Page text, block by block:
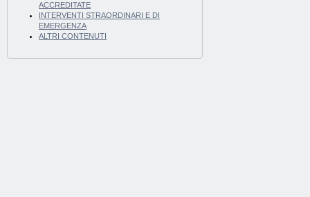
ACCREDITATE
INTERVENTI STRAORDINARI E DI
EMERGENZA
ALTRI CONTENUTI